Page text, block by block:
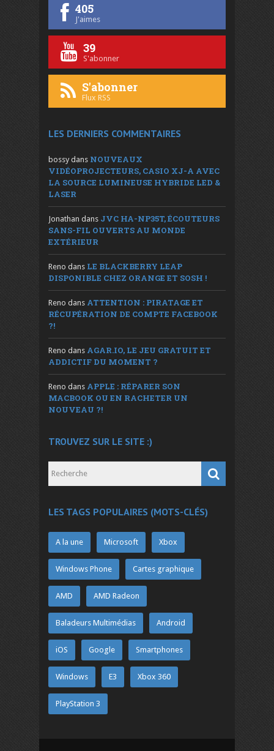
405
J'aimes
39
S'abonner
S'abonner
Flux RSS
LES DERNIERS COMMENTAIRES
bossy dans NOUVEAUX
VIDÉOPROJECTEURS, CASIO XJ-A AVEC
LA SOURCE LUMINEUSE HYBRIDE LED &
LASER
Jonathan dans JVC HA-NP35T, ÉCOUTEURS
SANS-FIL OUVERTS AU MONDE
EXTÉRIEUR
Reno dans LE BLACKBERRY LEAP
DISPONIBLE CHEZ ORANGE ET SOSH !
Reno dans ATTENTION : PIRATAGE ET
RÉCUPÉRATION DE COMPTE FACEBOOK
?!
Reno dans AGAR.IO, LE JEU GRATUIT ET
ADDICTIF DU MOMENT ?
Reno dans APPLE : RÉPARER SON
MACBOOK OU EN RACHETER UN
NOUVEAU ?!
TROUVEZ SUR LE SITE :)
LES TAGS POPULAIRES (MOTS-CLÉS)
A la une Microsoft Xbox
Windows Phone Cartes graphique
AMD AMD Radeon
Baladeurs Multimédias Android
iOS Google Smartphones
Windows E3 Xbox 360
PlayStation 3